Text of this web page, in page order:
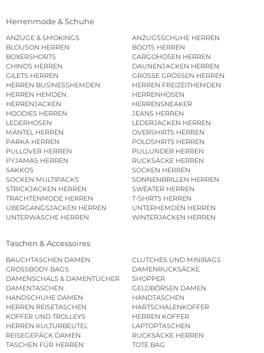
Herrenmode & Schuhe
ANZÜGE & SMOKINGS
ANZUGSSCHUHE HERREN
BLOUSON HERREN
BOOTS HERREN
BOXERSHORTS
CARGOHOSEN HERREN
CHINOS HERREN
DAUNENJACKEN HERREN
GILETS HERREN
GROSSE GRÖSSEN HERREN
HERREN BUSINESSHEMDEN
HERREN FREIZEITHEMDEN
HERREN HEMDEN
HERRENHOSEN
HERRENJACKEN
HERRENSNEAKER
HOODIES HERREN
JEANS HERREN
LEDERHOSEN
LEDERJACKEN HERREN
MÄNTEL HERREN
OVERSHIRTS HERREN
PARKA HERREN
POLOSHIRTS HERREN
PULLOVER HERREN
PULLUNDER HERREN
PYJAMAS HERREN
RUCKSÄCKE HERREN
SAKKOS
SOCKEN HERREN
SOCKEN MULTIPACKS
SONNENBRILLEN HERREN
STRICKJACKEN HERREN
SWEATER HERREN
TRACHTENMODE HERREN
T-SHIRTS HERREN
ÜBERGANGSJACKEN HERREN
UNTERHEMDEN HERREN
UNTERWÄSCHE HERREN
WINTERJACKEN HERREN
Taschen & Accessoires
BAUCHTASCHEN DAMEN
CLUTCHES UND MINIBAGS
CROSSBODY BAGS
DAMENRUCKSÄCKE
DAMENSCHALS & DAMENTÜCHER
SHOPPER
DAMENTASCHEN
GELDBÖRSEN DAMEN
HANDSCHUHE DAMEN
HANDTASCHEN
HERREN REISETASCHEN
HARTSCHALENKOFFER
KOFFER UND TROLLEYS
HERREN KOFFER
HERREN KULTURBEUTEL
LAPTOPTASCHEN
REISEGEPÄCK DAMEN
RUCKSÄCKE HERREN
TASCHEN FÜR HERREN
TOTE BAG